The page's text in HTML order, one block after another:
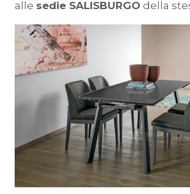
alle sedie SALISBURGO della